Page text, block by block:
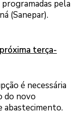
pela
(Sanepar).
terça-
é necessária
do novo
abastecimento.